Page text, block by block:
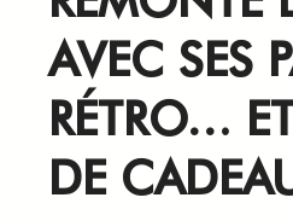
AVEC SES
RÉTRO…
DE